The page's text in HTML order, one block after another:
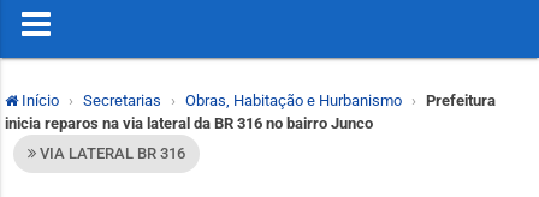
Início Secretarias Obras, Habitação e Hurbanismo
Prefeitura
inicia reparos na via lateral da BR 316 no bairro Junco
VIA LATERAL BR 316